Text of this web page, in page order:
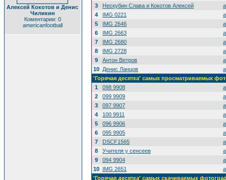
Алексей Кокотов и Денис
Чиликин
Коментарии: 0
americanfootball
3
Нескубин Слава и Кокотов Алексей
4
IMG 0221
5
IMG 2646
6
IMG 2663
7
IMG 2680
8
IMG 2728
9
Антон Ветров
10 Денис Ланцов
'Горячая десятка' самых просматриваемых
1
098 9908
2
099 9909
3
097 9907
4
100 9911
5
096 9906
6
095 9905
7
DSCF1565
8
Учителя у сенсеев
9
094 9904
10 IMG 2651
'Горячая десятка' самых скачиваемых